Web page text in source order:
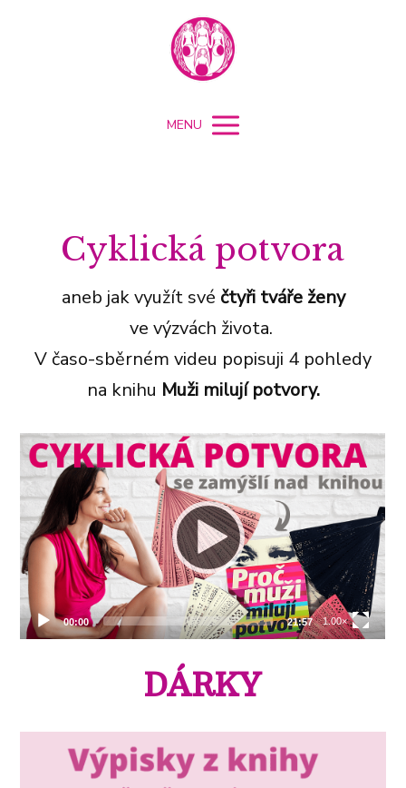
MENU
Cyklická potvora
aneb jak využít své čtyři tváře ženy
ve výzvách života.
V časo-sběrném videu popisuji 4 pohledy
na knihu Muži milují potvory.
DÁRKY